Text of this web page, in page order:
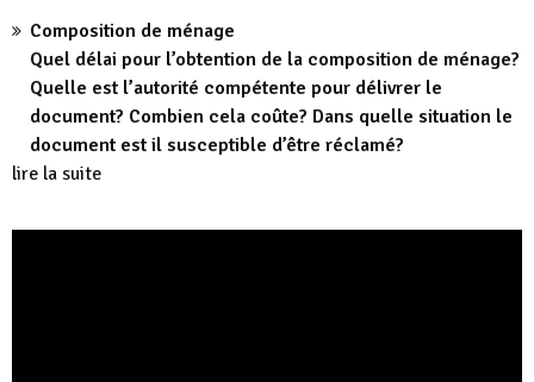
Composition de ménage
Quel délai pour l’obtention de la composition de ménage?
Quelle est l’autorité compétente pour délivrer le
document? Combien cela coûte? Dans quelle situation le
document est il susceptible d’être réclamé?
lire la suite